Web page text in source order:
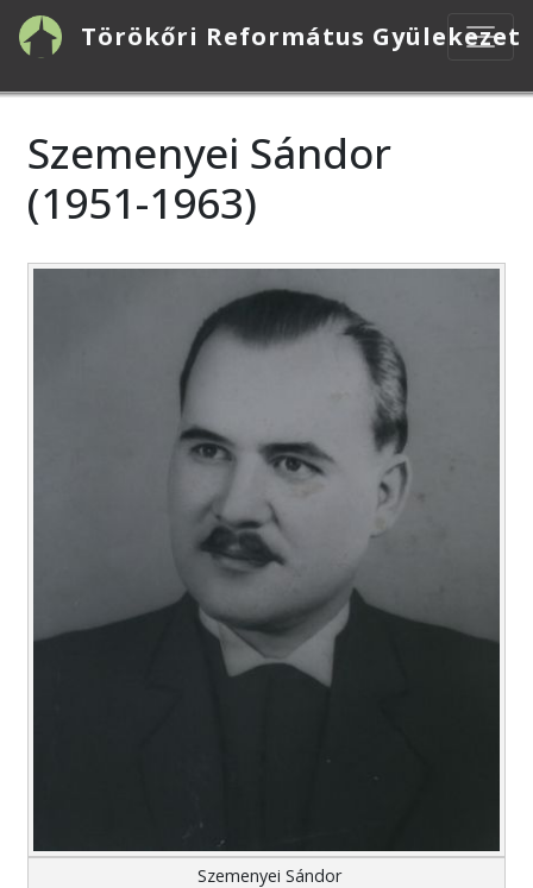
Ugrás
tartalomra
Törökőri Református Gyülekezet
Szemenyei Sándor
(1951-1963)
Szemenyei Sándor